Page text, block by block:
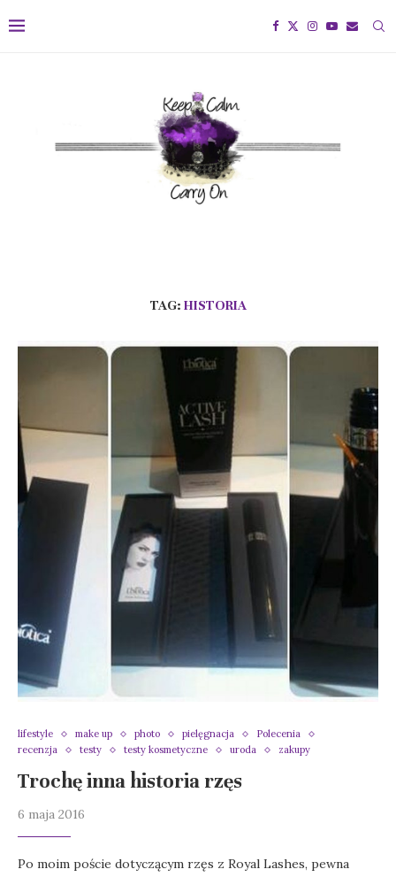
TAG: HISTORIA
lifestyle make up photo pielęgnacja
Polecenia
recenzja
testy testy kosmetyczne uroda zakupy
Trochę inna historia rzęs
6 maja 2016
Po moim poście dotyczącym rzęs z Royal Lashes, pewna